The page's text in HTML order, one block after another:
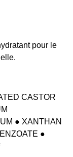
pour le
CASTOR
● XANTHAN
●